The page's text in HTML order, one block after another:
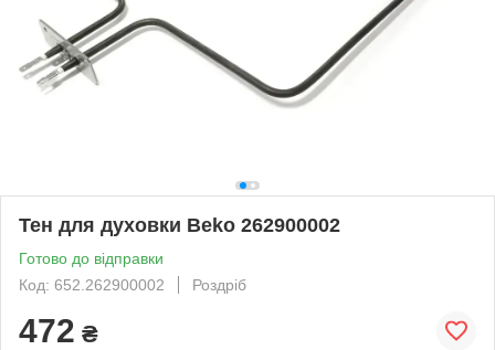
Тен для духовки Beko 262900002
Готово до відправки
Код: 652.262900002
Роздріб
472 ₴